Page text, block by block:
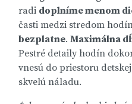
radi doplníme menom
časti medzi stredom
bezplatne. Maximálna
Pestré detaily hodín
vnesú do priestoru
skvelú náladu.